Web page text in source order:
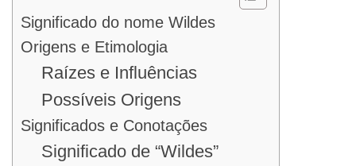
Significado do nome Wildes
Origens e Etimologia
Raízes e Influências
Possíveis Origens
Significados e Conotações
Significado de “Wildes”